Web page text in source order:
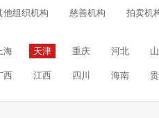
他组织机构 慈善机构 拍卖机
海 天津 重庆 河北
西 江西 四川 海南